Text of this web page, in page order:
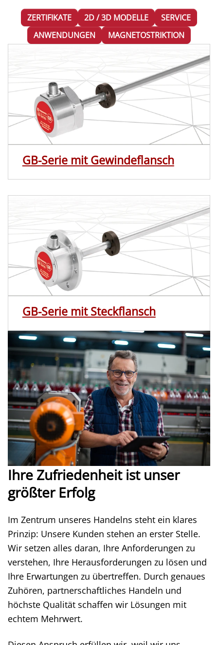
ZERTIFIKATE 2D / 3D MODELLE
SERVICE
ANWENDUNGEN
MAGNETOSTRIKTION
GB-Serie mit Gewindeflansch
GB-Serie mit Steckflansch
Ihre Zufriedenheit ist unser
größter Erfolg
Im Zentrum unseres Handelns steht ein klares
Prinzip: Unsere Kunden stehen an erster Stelle.
Wir setzen alles daran, Ihre Anforderungen zu
verstehen, Ihre Herausforderungen zu lösen und
Ihre Erwartungen zu übertreffen. Durch genaues
Zuhören, partnerschaftliches Handeln und
höchste Qualität schaffen wir Lösungen mit
echtem Mehrwert.